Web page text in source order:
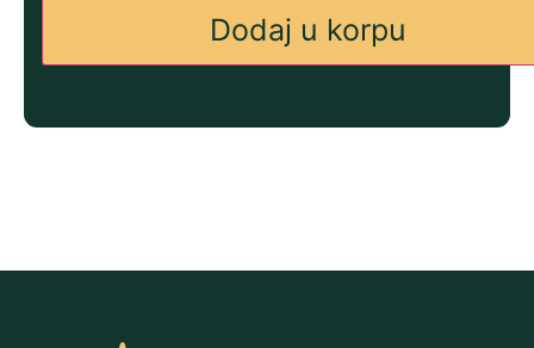
Dodaj u korpu